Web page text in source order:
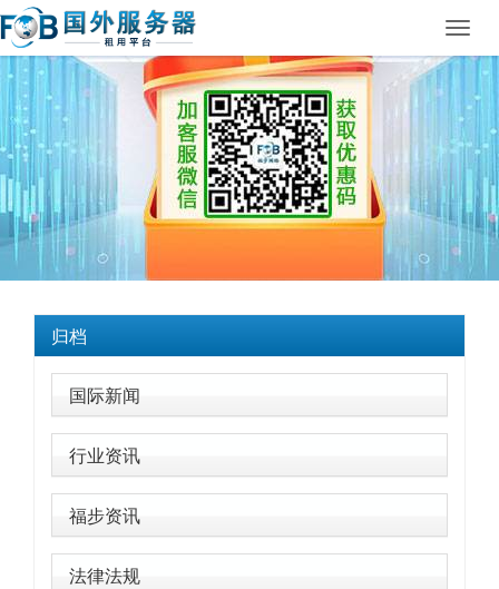
归档
国际新闻
行业资讯
福步资讯
法律法规